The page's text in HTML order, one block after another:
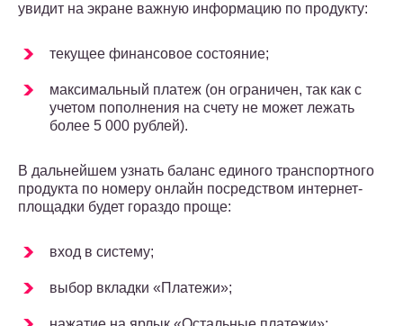
увидит на экране важную информацию по продукту:
текущее финансовое состояние;
максимальный платеж (он ограничен, так как с
учетом пополнения на счету не может лежать
более 5 000 рублей).
В дальнейшем узнать баланс единого транспортного
продукта по номеру онлайн посредством интернет-
площадки будет гораздо проще:
вход в систему;
выбор вкладки «Платежи»;